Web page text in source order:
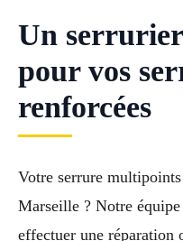
Un
pour vos
renforcées
Votre serrure
Marseille ? Notre
effectuer une réparation